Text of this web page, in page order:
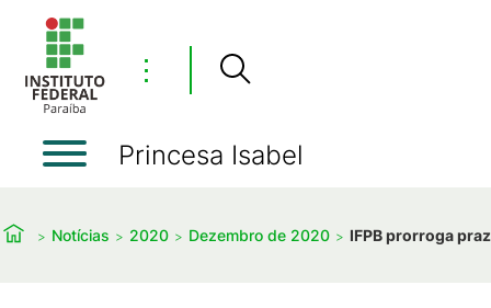
⋮
Princesa Isabel
Notícias 2020 Dezembro de 2020 IFPB prorroga